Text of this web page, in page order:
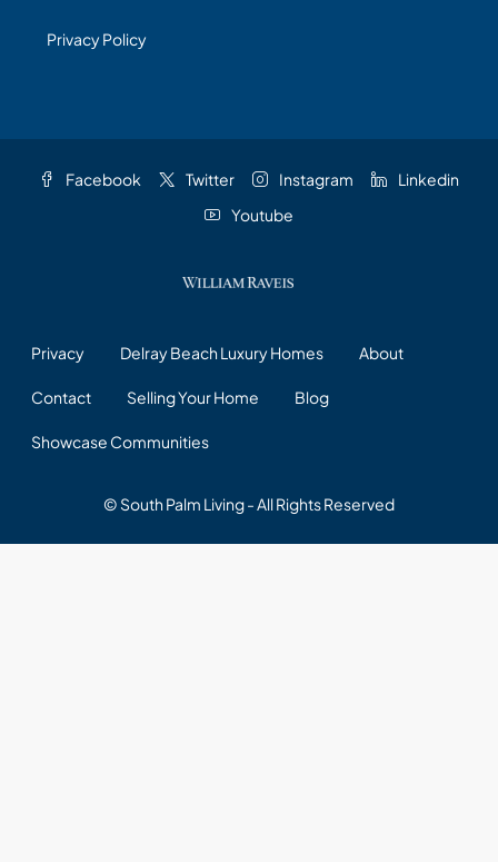
Privacy Policy
Facebook Twitter Instagram
Linkedin
Youtube
Privacy Delray Beach Luxury Homes About
Contact Selling Your Home Blog
Showcase Communities
© South Palm Living - All Rights Reserved